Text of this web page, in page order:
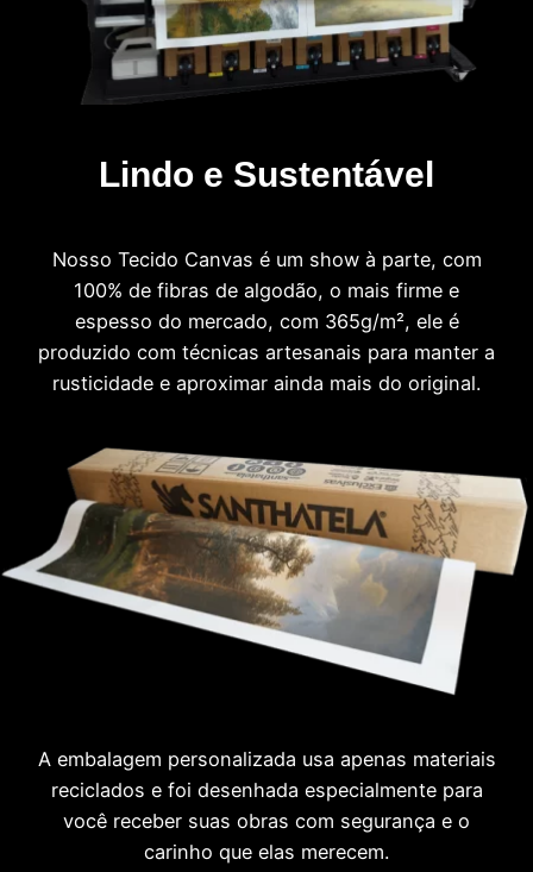
Lindo e Sustentável
Nosso Tecido Canvas é um show à parte, com
100% de fibras de algodão, o mais firme e
espesso do mercado, com 365g/m², ele é
produzido com técnicas artesanais para manter a
rusticidade e aproximar ainda mais do original.
A embalagem personalizada usa apenas materiais
reciclados e foi desenhada especialmente para
você receber suas obras com segurança e o
carinho que elas merecem.